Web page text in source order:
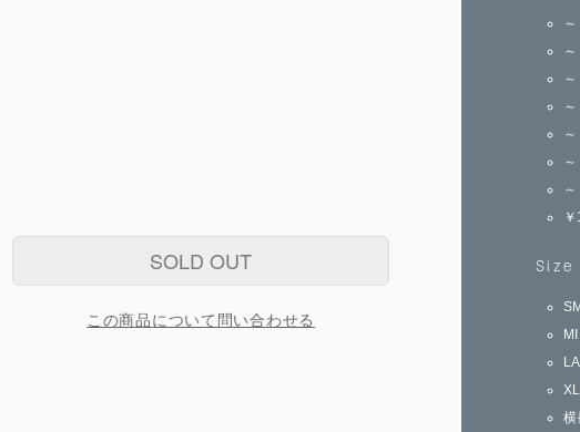
Size
横
SOLD OUT
この商品について問い合わせる